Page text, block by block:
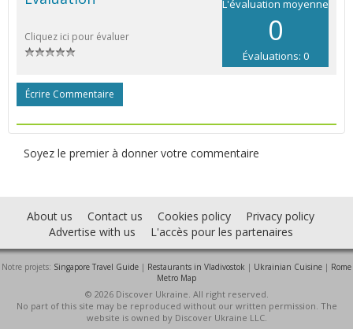
L'évaluation moyenne
0
Évaluations: 0
Cliquez ici pour évaluer
Écrire Commentaire
Soyez le premier à donner votre commentaire
About us Contact us Cookies policy
Privacy policy
Advertise with us
L'accès pour les partenaires
Notre projets: Singapore Travel Guide | Restaurants in Vladivostok | Ukrainian Cuisine | Rome
Metro Map
© 2026 Discover Ukraine. All right reserved.
No part of this site may be reproduced without our written permission. The
website is owned by Discover Ukraine LLC.